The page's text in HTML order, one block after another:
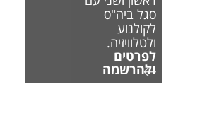
סגל ביה"ס
לקולנוע
ולטלוויזיה.
לפרטים
ולהרשמה